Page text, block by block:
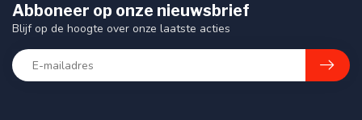
Abboneer op onze nieuwsbrief
Blijf op de hoogte over onze laatste acties